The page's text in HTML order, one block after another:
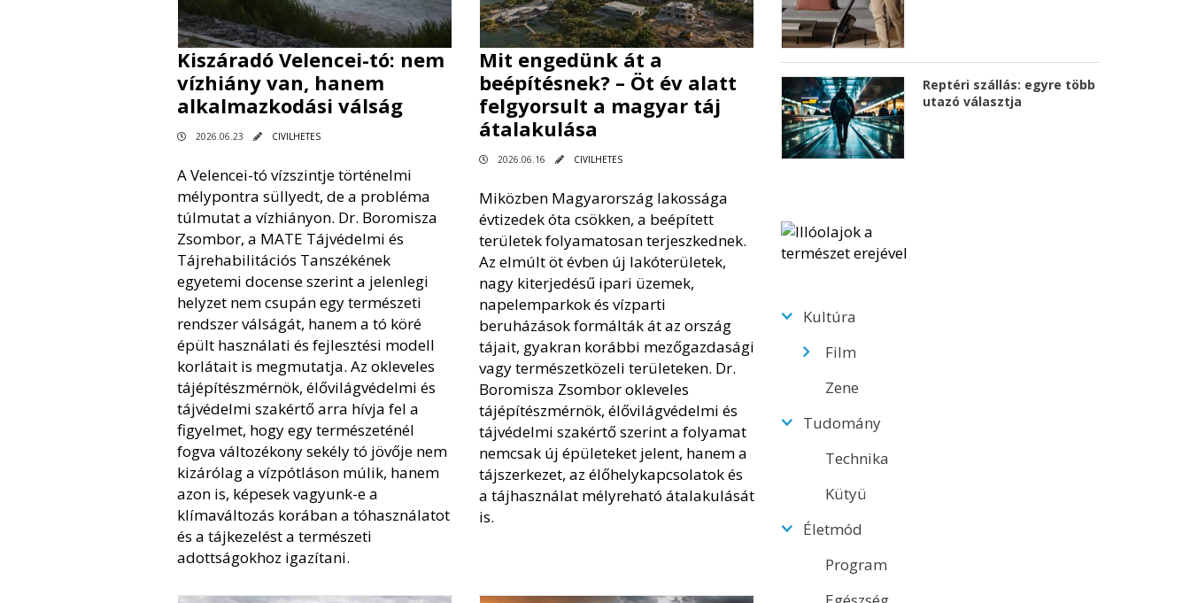
Kiszáradó Velencei-tó: nem
vízhiány van, hanem
alkalmazkodási válság
2026.06.23 CIVILHETES
A Velencei-tó vízszintje történelmi
mélypontra süllyedt, de a probléma
túlmutat a vízhiányon. Dr. Boromisza
Zsombor, a MATE Tájvédelmi és
Tájrehabilitációs Tanszékének
egyetemi docense szerint a jelenlegi
helyzet nem csupán egy természeti
rendszer válságát, hanem a tó köré
épült használati és fejlesztési modell
korlátait is megmutatja. Az okleveles
tájépítészmérnök, élővilágvédelmi és
tájvédelmi szakértő arra hívja fel a
figyelmet, hogy egy természeténél
fogva változékony sekély tó jövője nem
kizárólag a vízpótláson múlik, hanem
azon is, képesek vagyunk-e a
klímaváltozás korában a tóhasználatot
és a tájkezelést a természeti
adottságokhoz igazítani.
Mit engedünk át a
beépítésnek? – Öt év alatt
felgyorsult a magyar táj
átalakulása
2026.06.16 CIVILHETES
Miközben Magyarország lakossága
évtizedek óta csökken, a beépített
területek folyamatosan terjeszkednek.
Az elmúlt öt évben új lakóterületek,
nagy kiterjedésű ipari üzemek,
napelemparkok és vízparti
beruházások formálták át az ország
tájait, gyakran korábbi mezőgazdasági
vagy természetközeli területeken. Dr.
Boromisza Zsombor okleveles
tájépítészmérnök, élővilágvédelmi és
tájvédelmi szakértő szerint a folyamat
nemcsak új épületeket jelent, hanem a
tájszerkezet, az élőhelykapcsolatok és
a tájhasználat mélyreható átalakulását
is.
Reptéri szállás: egyre több
utazó választja
Kultúra
Film
Zene
Tudomány
Technika
Kütyü
Életmód
Program